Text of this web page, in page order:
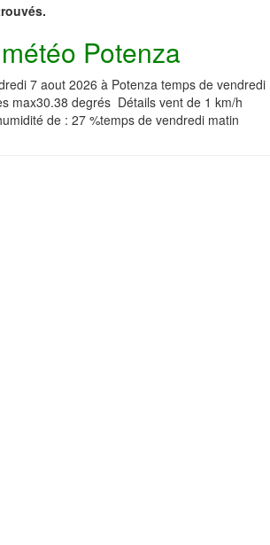
Potenza
7 aout 2026 à Potenza temps de vendredi
max30.38 degrés Détails vent de 1 km/h
de : 27 %temps de vendredi matin